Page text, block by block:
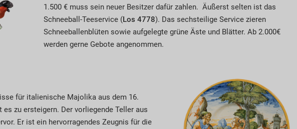
1.500 € muss sein neuer Besitzer dafür zahlen. Äußerst selten ist das
Schneeball-Teeservice (Los 4778). Das sechsteilige Service zieren
Schneeballenblüten sowie aufgelegte grüne Äste und Blätter. Ab 2.000€
werden gerne Gebote angenommen.
für italienische Majolika aus dem 16.
es zu ersteigern. Der vorliegende Teller aus
Er ist ein hervorragendes Zeugnis für die